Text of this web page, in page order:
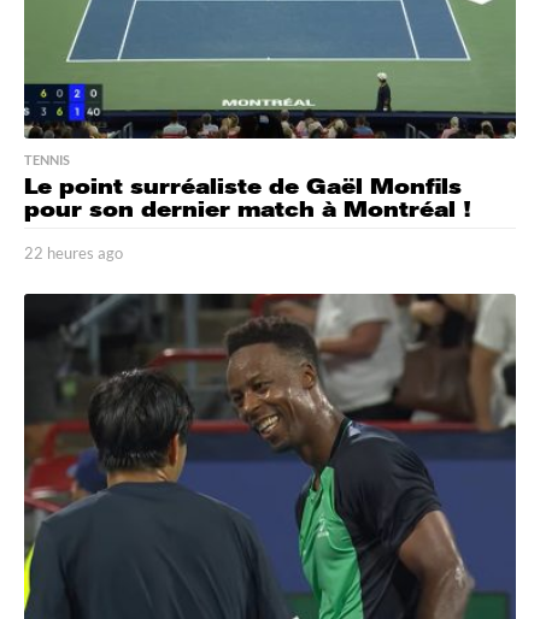
TENNIS
Le point surréaliste de Gaël Monfils
pour son dernier match à Montréal !
22 heures ago
h
r
e
s
a
g
o